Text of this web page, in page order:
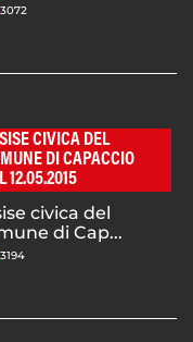
3072
CIVICA DEL
DI CAPACCIO
12.05.2015
civica del
di Cap...
3194